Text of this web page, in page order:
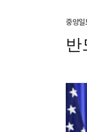
중앙일
반